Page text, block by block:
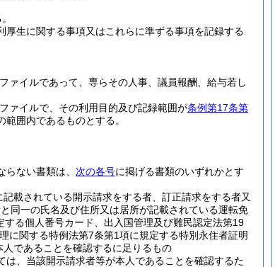
生に関する事項又はこれらに準ずる事項を記録する
ァイルであって、専らその人事、議員報酬、給与若し
ァイルで、その利用目的及び記録範囲が条例第17条第
囲内であるものとする。
ない書類は、 次の各号に掲げる書類のいずれかとす
記載されている開示請求をする者、訂正請求をする者又
同一の氏名及び住所又は居所が記載されている運転免
る個人番号カード、出入国管理及び難民認定法第19
に関する特例法第7条第1項に規定する特別永住者証明
であることを確認するに足りるもの
、当該開示請求者等が本人であることを確認するた